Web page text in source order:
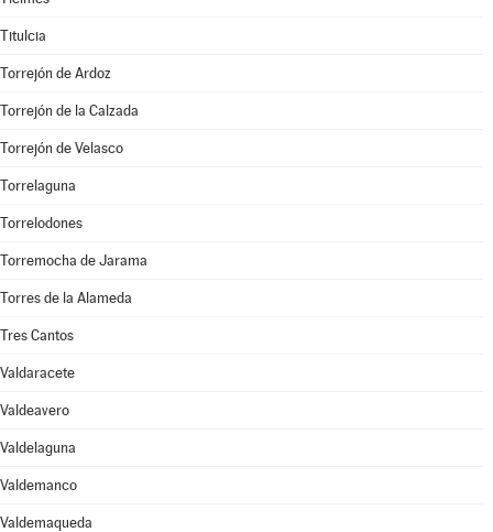
Titulcia
Torrejón de Ardoz
Torrejón de la Calzada
Torrejón de Velasco
Torrelaguna
Torrelodones
Torremocha de Jarama
Torres de la Alameda
Tres Cantos
Valdaracete
Valdeavero
Valdelaguna
Valdemanco
Valdemaqueda